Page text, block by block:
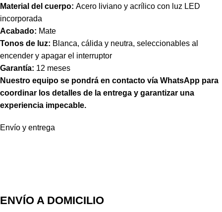
Material del cuerpo: Acero liviano y acrílico con luz LED
incorporada
Acabado: Mate
Tonos de luz: Blanca, cálida y neutra, seleccionables al
encender y apagar el interruptor
Garantía: 12 meses
Nuestro equipo se pondrá en contacto vía WhatsApp para
coordinar los detalles de la entrega y garantizar una
experiencia impecable.
Envío y entrega
ENVÍO A DOMICILIO